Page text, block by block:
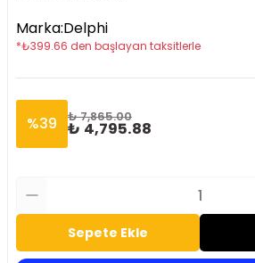
Marka:Delphi
*₺399.66 den başlayan taksitlerle
%39 ₺ 7,865.00
₺ 4,795.88
Sepete Ekle